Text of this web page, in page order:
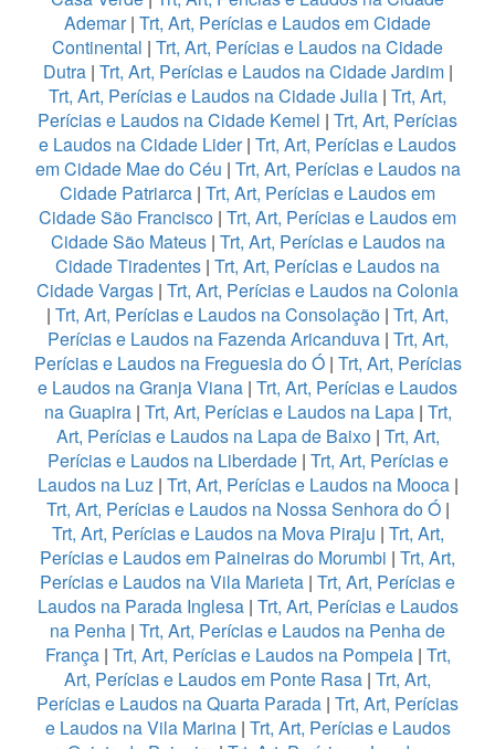
Ademar| Trt, Art, Perícias e Laudos em Cidade
Continental | Trt, Art, Perícias e Laudos na Cidade
Dutra | Trt, Art, Perícias e Laudos na Cidade Jardim|
Trt, Art, Perícias e Laudos na Cidade Julia | Trt, Art,
Perícias e Laudos na Cidade Kemel | Trt, Art, Perícias
e Laudos na Cidade Lider| Trt, Art, Perícias e Laudos
em Cidade Mae do Céu | Trt, Art, Perícias e Laudos na
Cidade Patriarca | Trt, Art, Perícias e Laudos em
Cidade São Francisco | Trt, Art, Perícias e Laudos em
Cidade São Mateus| Trt, Art, Perícias e Laudos na
Cidade Tiradentes | Trt, Art, Perícias e Laudos na
Cidade Vargas | Trt, Art, Perícias e Laudos na Colonia
| Trt, Art, Perícias e Laudos na Consolação | Trt, Art,
Perícias e Laudos na Fazenda Aricanduva| Trt, Art,
Perícias e Laudos na Freguesia do Ó| Trt, Art, Perícias
e Laudos na Granja Viana | Trt, Art, Perícias e Laudos
na Guapira| Trt, Art, Perícias e Laudos na Lapa| Trt,
Art, Perícias e Laudos na Lapa de Baixo | Trt, Art,
Perícias e Laudos na Liberdade | Trt, Art, Perícias e
Laudos na Luz| Trt, Art, Perícias e Laudos na Mooca|
Trt, Art, Perícias e Laudos na Nossa Senhora do Ó|
Trt, Art, Perícias e Laudos na Mova Piraju | Trt, Art,
Perícias e Laudos em Paineiras do Morumbi | Trt, Art,
Perícias e Laudos na Vila Marieta | Trt, Art, Perícias e
Laudos na Parada Inglesa | Trt, Art, Perícias e Laudos
na Penha | Trt, Art, Perícias e Laudos na Penha de
França | Trt, Art, Perícias e Laudos na Pompeia| Trt,
Art, Perícias e Laudos em Ponte Rasa | Trt, Art,
Perícias e Laudos na Quarta Parada | Trt, Art, Perícias
e Laudos na Vila Marina| Trt, Art, Perícias e Laudos